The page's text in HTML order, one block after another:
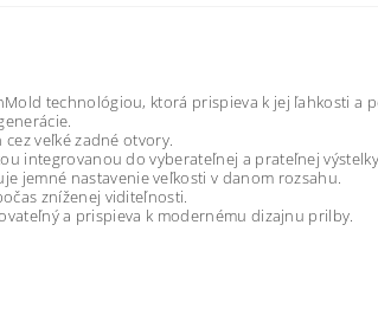
technológiou, ktorá prispieva k jej ľahkosti a
veľké zadné otvory.
integrovanou do vyberateľnej a prateľnej
jemné nastavenie veľkosti v danom rozsahu.
zníženej viditeľnosti.
a prispieva k modernému dizajnu prilby.